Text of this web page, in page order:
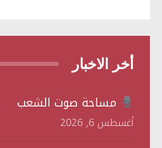
أخر الاخبار
مساحة صوت الشعب
أغسطس 6, 2026